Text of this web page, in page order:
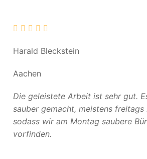
Harald Bleckstein
Aachen
Die geleistete Arbeit ist sehr gut.
sauber gemacht, meistens freitags
sodass wir am Montag saubere
vorfinden.